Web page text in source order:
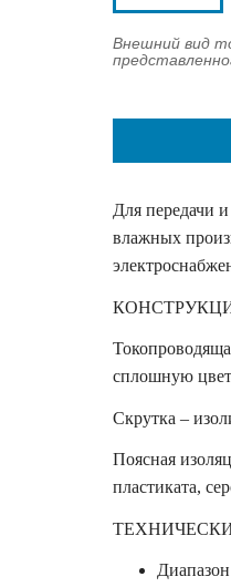
Внешний вид
Для передачи
влажных
сплошную
Скрутка –
Поясная
пластиката,